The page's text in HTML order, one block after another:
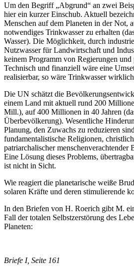
Um den Begriff „Abgrund“ an zwei
hier ein kurzer Einschub. Aktuell
Menschen auf dem Planeten in der Not,
notwendiges Trinkwasser zu erhalten
Wasser). Die Möglichkeit, durch
Nutzwasser für Landwirtschaft und
keinem Programm von Regierungen
Technisch und finanziell wäre eine
realisierbar, so wäre Trinkwasser
Die UN schätzt die
einem Land mit aktuell rund 200
Mill.), auf 400 Millionen in 40 Jahren
Überbevölkerung). Wesentliche
Planung, den Zuwachs zu reduzieren
fundamentalistische Religionen,
patriarchalischer menschenverachtender
Eine Lösung dieses Problems,
ist nicht in Sicht.
Wie reagiert die planetarische weiße
solaren Kräfte und deren stimulierende
In den Briefen von H. Roerich gibt M.
Fall der totalen Selbstzerstörung des
Planeten:
Briefe I, Seite 161